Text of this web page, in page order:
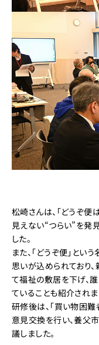
松崎さんは、「どうぞ便
見えない“つらい”を発
した。
また、「どうぞ便」とい
思いが込められており
て福祉の敷居を下げ、
ていることも紹介されま
研修後は、「買い物困
意見交換を行い、養父
議しました。